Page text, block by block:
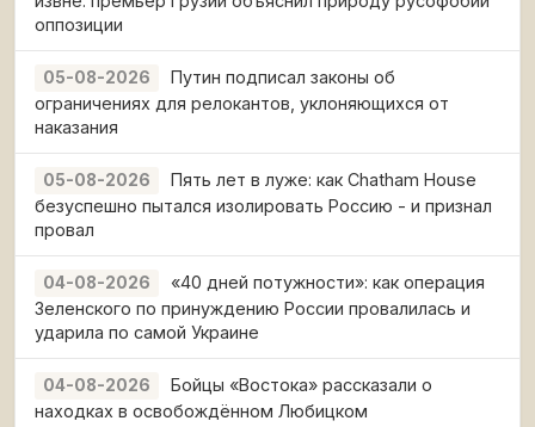
оппозиции
05-08-2026
Путин подписал законы об
ограничениях для релокантов, уклоняющихся от
наказания
05-08-2026
Пять лет в луже: как Chatham House
безуспешно пытался изолировать Россию - и признал
провал
04-08-2026
«40 дней потужности»: как операция
Зеленского по принуждению России провалилась и
ударила по самой Украине
04-08-2026
Бойцы «Востока» рассказали о
находках в освобождённом Любицком